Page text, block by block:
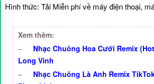
Hình thức: Tải Miễn phí về máy điện thoại,
Xem thêm:
–
Nhạc Chuông Hoa Cưới Remix
Long Vinh
–
Nhạc Chuông Là Anh Remix